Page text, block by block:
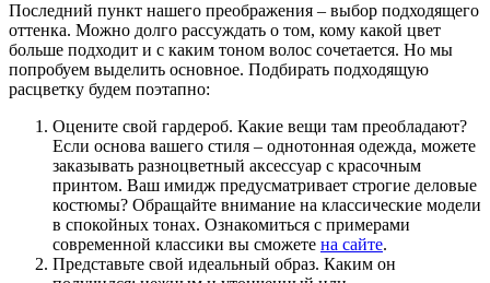
Последний пункт нашего преображения – выбор подходящего
оттенка. Можно долго рассуждать о том, кому какой цвет
больше подходит и с каким тоном волос сочетается. Но мы
попробуем выделить основное. Подбирать подходящую
расцветку будем поэтапно:
Оцените свой гардероб. Какие вещи там преобладают?
Если основа вашего стиля – однотонная одежда, можете
заказывать разноцветный аксессуар с красочным
принтом. Ваш имидж предусматривает строгие деловые
костюмы? Обращайте внимание на классические модели
в спокойных тонах. Ознакомиться с примерами
современной классики вы сможете на сайте.
Представьте свой идеальный образ. Каким он